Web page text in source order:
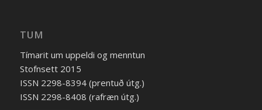
TUM
Tímarit um uppeldi og menntun
Stofnsett 2015
ISSN 2298-8394 (prentuð útg.)
ISSN 2298-8408 (rafræn útg.)